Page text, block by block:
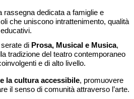
rassegna dedicata a famiglie e
che uniscono intrattenimento, qualità
serate di Prosa, Musical e Musica,
tradizione del teatro contemporaneo
e di alto livello.
la cultura accessibile, promuovere
il senso di comunità attraverso l’arte.